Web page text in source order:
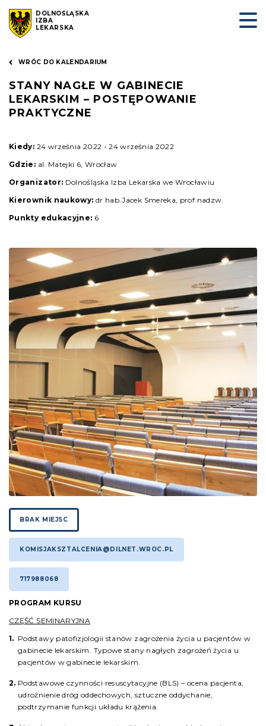
DOLNOŚLĄSKA
IZBA
LEKARSKA
WRÓC DO KALENDARIUM
STANY NAGŁE W GABINECIE
LEKARSKIM – POSTĘPOWANIE
PRAKTYCZNE
Kiedy: 24 września 2022 - 24 września 2022
Gdzie: al. Matejki 6, Wrocław
Organizator: Dolnośląska Izba Lekarska we Wrocławiu
Kierownik naukowy: dr hab.Jacek Smereka, prof.nadzw.
Punkty edukacyjne: 6
BRAK MIEJSC
KOMISJAKSZTALCENIA@DILNET.WROC.PL
717988068
PROGRAM KURSU
CZĘŚĆ SEMINARYJNA
Podstawy patofizjologii stanów zagrożenia życia u pacjentów w
gabinecie lekarskim. Typowe stany nagłych zagrożeń życia u
pacjentów w gabinecie lekarskim.
Podstawowe czynności resuscytacyjne (BLS) – ocena pacjenta,
udrożnienie dróg oddechowych, sztuczne oddychanie,
podtrzymanie funkcji układu krążenia.